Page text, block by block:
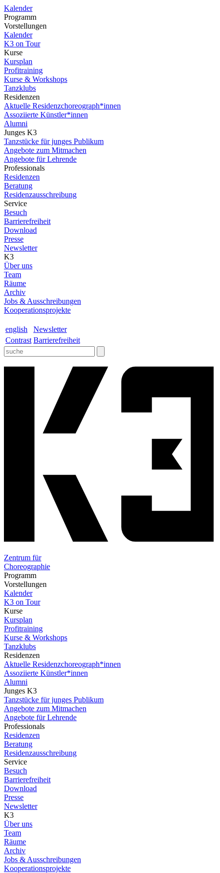
Kalender
Programm
Vorstellungen
Kalender
K3 on Tour
Kurse
Kursplan
Profitraining
Kurse & Workshops
Tanzklubs
Residenzen
Aktuelle Residenzchoreograph*innen
Assoziierte Künstler*innen
Alumni
Junges K3
Tanzstücke für junges Publikum
Angebote zum Mitmachen
Angebote für Lehrende
Professionals
Residenzen
Beratung
Residenzausschreibung
Service
Besuch
Barrierefreiheit
Download
Presse
Newsletter
K3
Über uns
Team
Räume
Archiv
Jobs & Ausschreibungen
Kooperationsprojekte
english
Newsletter
Contrast Barrierefreiheit
Zentrum für
Choreographie
Programm
Vorstellungen
Kalender
K3 on Tour
Kurse
Kursplan
Profitraining
Kurse & Workshops
Tanzklubs
Residenzen
Aktuelle Residenzchoreograph*innen
Assoziierte Künstler*innen
Alumni
Junges K3
Tanzstücke für junges Publikum
Angebote zum Mitmachen
Angebote für Lehrende
Professionals
Residenzen
Beratung
Residenzausschreibung
Service
Besuch
Barrierefreiheit
Download
Presse
Newsletter
K3
Über uns
Team
Räume
Archiv
Jobs & Ausschreibungen
Kooperationsprojekte